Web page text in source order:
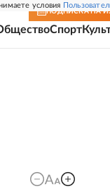
условия
ПОДПИСКА НА
Спорт